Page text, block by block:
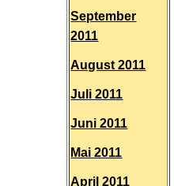
September
2011
August 2011
Juli 2011
Juni 2011
Mai 2011
April 2011